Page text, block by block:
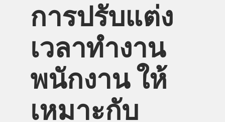
คุณสมบัติ​
บทความ
การสาธิต
การปรับแต่ง
เวลาทำงาน
พนักงาน ให้
เหมาะกับ